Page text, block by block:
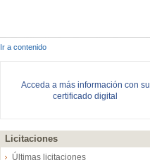
Ir a contenido
Acceda a más información con su
certificado digital
Licitaciones
Últimas licitaciones